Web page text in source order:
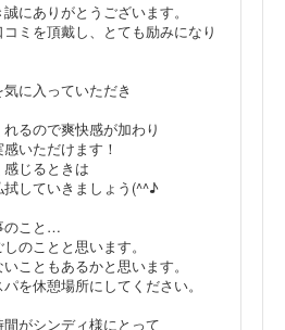
にありがとうございます。
ミを頂戴し、とても励みになり
に入っていただき
るので爽快感が加わり
いただけます！
じるときは
していきましょう(^^♪
のこと…
のことと思います。
こともあるかと思います。
を休憩場所にしてください。
がシンディ様にとって